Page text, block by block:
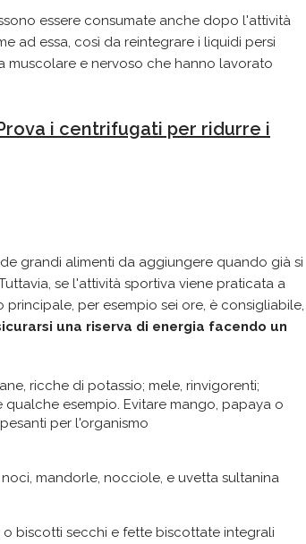
essere consumate anche dopo l'attività
ad essa, così da reintegrare i liquidi persi
muscolare e nervoso che hanno lavorato
i centrifugati per ridurre i
grandi alimenti da aggiungere quando già si
se l'attività sportiva viene praticata a
per esempio sei ore, è consigliabile,
una riserva di energia facendo un
ricche di potassio; mele, rinvigorenti;
esempio. Evitare mango, papaya o
per l'organismo
noci, mandorle, nocciole, e uvetta sultanina
o biscotti secchi e fette biscottate integrali